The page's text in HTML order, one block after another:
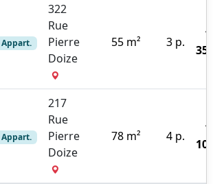
Appart.
322
Rue
Pierre
Doize
55 m² 3 p.
Appart.
217
Rue
Pierre
Doize
78 m² 4 p.